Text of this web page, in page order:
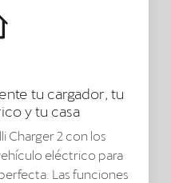
tu cargador, tu
y tu casa
Charger 2 con los
eléctrico para
Las funciones